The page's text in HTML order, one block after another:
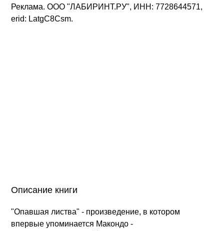
Реклама. ООО "ЛАБИРИНТ.РУ", ИНН: 7728644571,
erid: LatgC8Csm.
Описание книги
"Опавшая листва" - произведение, в котором
впервые упоминается Макондо -